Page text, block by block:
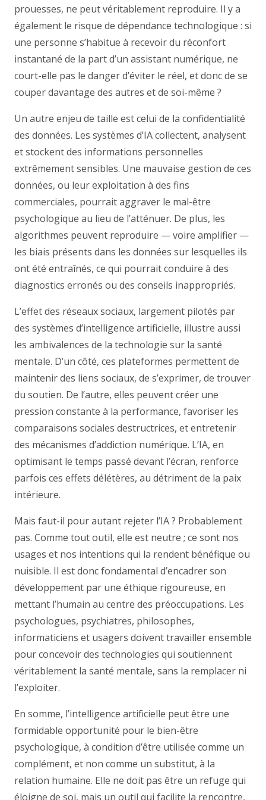
prouesses, ne peut véritablement reproduire. Il y a
également le risque de dépendance technologique : si
une personne s’habitue à recevoir du réconfort
instantané de la part d’un assistant numérique, ne
court-elle pas le danger d’éviter le réel, et donc de se
couper davantage des autres et de soi-même ?
Un autre enjeu de taille est celui de la confidentialité
des données. Les systèmes d’IA collectent, analysent
et stockent des informations personnelles
extrêmement sensibles. Une mauvaise gestion de ces
données, ou leur exploitation à des fins
commerciales, pourrait aggraver le mal-être
psychologique au lieu de l’atténuer. De plus, les
algorithmes peuvent reproduire — voire amplifier —
les biais présents dans les données sur lesquelles ils
ont été entraînés, ce qui pourrait conduire à des
diagnostics erronés ou des conseils inappropriés.
L’effet des réseaux sociaux, largement pilotés par
des systèmes d’intelligence artificielle, illustre aussi
les ambivalences de la technologie sur la santé
mentale. D’un côté, ces plateformes permettent de
maintenir des liens sociaux, de s’exprimer, de trouver
du soutien. De l’autre, elles peuvent créer une
pression constante à la performance, favoriser les
comparaisons sociales destructrices, et entretenir
des mécanismes d’addiction numérique. L’IA, en
optimisant le temps passé devant l’écran, renforce
parfois ces effets délétères, au détriment de la paix
intérieure.
Mais faut-il pour autant rejeter l’IA ? Probablement
pas. Comme tout outil, elle est neutre ; ce sont nos
usages et nos intentions qui la rendent bénéfique ou
nuisible. Il est donc fondamental d’encadrer son
développement par une éthique rigoureuse, en
mettant l’humain au centre des préoccupations. Les
psychologues, psychiatres, philosophes,
informaticiens et usagers doivent travailler ensemble
pour concevoir des technologies qui soutiennent
véritablement la santé mentale, sans la remplacer ni
l’exploiter.
En somme, l’intelligence artificielle peut être une
formidable opportunité pour le bien-être
psychologique, à condition d’être utilisée comme un
complément, et non comme un substitut, à la
relation humaine. Elle ne doit pas être un refuge qui
éloigne de soi, mais un outil qui facilite la rencontre,